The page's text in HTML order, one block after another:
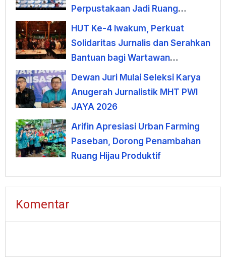
Perpustakaan Jadi Ruang
Pemberdayaan
HUT Ke-4 Iwakum, Perkuat
Solidaritas Jurnalis dan Serahkan
Bantuan bagi Wartawan
Terdampak PHK
Dewan Juri Mulai Seleksi Karya
Anugerah Jurnalistik MHT PWI
JAYA 2026
Arifin Apresiasi Urban Farming
Paseban, Dorong Penambahan
Ruang Hijau Produktif
Komentar